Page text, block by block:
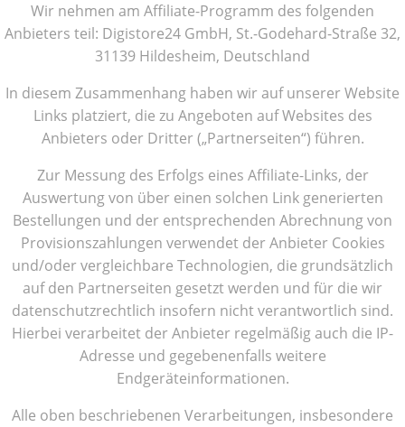
Wir nehmen am Affiliate-Programm des folgenden
Anbieters teil: Digistore24 GmbH, St.-Godehard-Straße 32,
31139 Hildesheim, Deutschland
In diesem Zusammenhang haben wir auf unserer Website
Links platziert, die zu Angeboten auf Websites des
Anbieters oder Dritter („Partnerseiten“) führen.
Zur Messung des Erfolgs eines Affiliate-Links, der
Auswertung von über einen solchen Link generierten
Bestellungen und der entsprechenden Abrechnung von
Provisionszahlungen verwendet der Anbieter Cookies
und/oder vergleichbare Technologien, die grundsätzlich
auf den Partnerseiten gesetzt werden und für die wir
datenschutzrechtlich insofern nicht verantwortlich sind.
Hierbei verarbeitet der Anbieter regelmäßig auch die IP-
Adresse und gegebenenfalls weitere
Endgeräteinformationen.
Alle oben beschriebenen Verarbeitungen, insbesondere